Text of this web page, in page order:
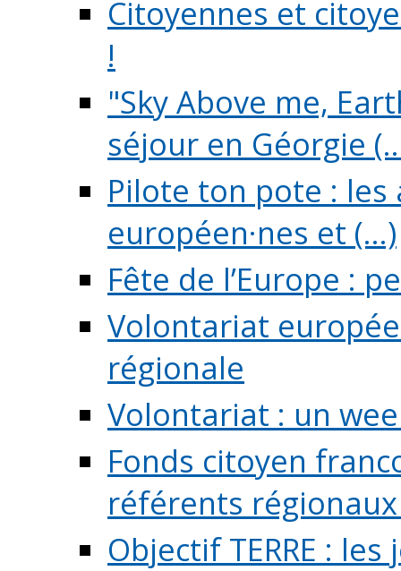
Citoyennes et
!
"Sky Above me,
séjour en Géorgie
Pilote ton pote :
européen·nes et (...)
Fête de l’Europe :
Volontariat
régionale
Volontariat : un
Fonds citoyen
référents régionaux
Objectif TERRE :